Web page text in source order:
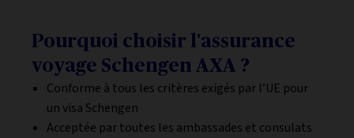
Pourquoi choisir l'assurance
voyage Schengen AXA ?
Conforme à tous les critères exigés par l’UE pour
un visa Schengen
Acceptée par toutes les ambassades et consulats